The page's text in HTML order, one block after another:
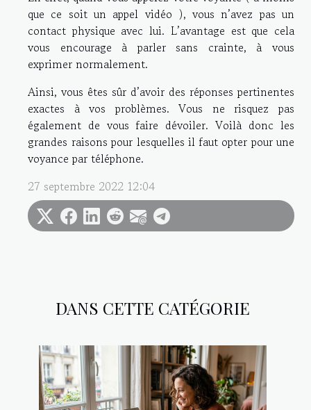
DANS CETTE CATÉGORIE
que ce soit un appel vidéo ), vous n’avez pas un
contact physique avec lui. L’avantage est que cela
vous encourage à parler sans crainte, à vous
exprimer normalement.
Ainsi, vous êtes sûr d’avoir des réponses pertinentes
exactes à vos problèmes. Vous ne risquez pas
également de vous faire dévoiler. Voilà donc les
grandes raisons pour lesquelles il faut opter pour une
voyance par téléphone.
27 septembre 2022 12:04